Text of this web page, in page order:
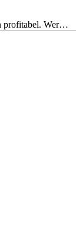
profitabel. Wer…